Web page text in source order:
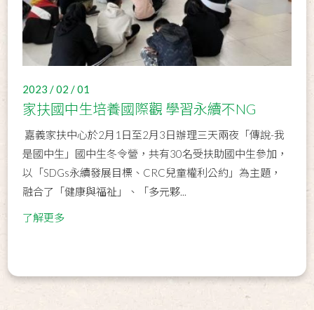
2023 / 02 / 01
家扶國中生培養國際觀 學習永續不NG
嘉義家扶中心於2月1日至2月3日辦理三天兩夜「傳說­­-我
是國中生」國中生冬令營，共有30名受扶助國中生參加，
以「SDGs永續發展目標、CRC兒童權利公約」為主題，
融合了「健康與福祉」、「多元夥...
了解更多